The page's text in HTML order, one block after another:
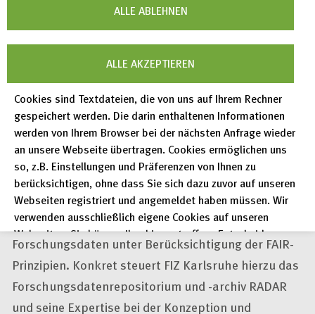
ALLE ABLEHNEN
ALLE AKZEPTIEREN
Cookies sind Textdateien, die von uns auf Ihrem Rechner
gespeichert werden. Die darin enthaltenen Informationen
werden von Ihrem Browser bei der nächsten Anfrage wieder
an unsere Webseite übertragen. Cookies ermöglichen uns
so, z.B. Einstellungen und Präferenzen von Ihnen zu
berücksichtigen, ohne dass Sie sich dazu zuvor auf unseren
Webseiten registriert und angemeldet haben müssen. Wir
verwenden ausschließlich eigene Cookies auf unseren
Webseiten. Sie können Ihre hier getroffene Entscheidung
unter "Einstellungen" jederzeit ändern und somit auch eine
erteilte Einwilligung für die Zukunft widerrufen.
Datenschutzerklärung
FIZ Karlsruhe@ NFDI4Objects
FIZ Karlsruhe ist an denTask AreasTA 5 „Storage,
Access and Dissemination" und TA 7 „Support and
Coordination" beteiligt. In TA 5 geht es um die
Bereitstellung von Technologien und Standards für
die Langzeitarchivierung und die Nachnutzung von
Forschungsdaten unter Berücksichtigung der FAIR-
Prinzipien. Konkret steuert FIZ Karlsruhe hierzu das
Forschungsdatenrepositorium und -archiv RADAR
und seine Expertise bei der Konzeption und